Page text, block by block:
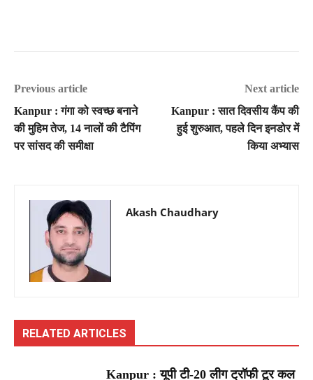
Previous article
Kanpur : गंगा को स्वच्छ बनाने
की मुहिम तेज, 14 नालों की टैपिंग
पर सांसद की समीक्षा
Next article
Kanpur : सात दिवसीय कैंप की
हुई शुरुआत, पहले दिन इनडोर में
किया अभ्यास
Akash Chaudhary
RELATED ARTICLES
Kanpur : यूपी टी-20 लीग ट्रॉफी टूर कल